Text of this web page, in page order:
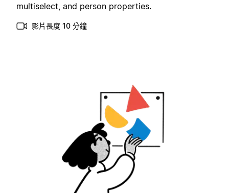
multiselect, and person properties.
影片長度 10 分鐘